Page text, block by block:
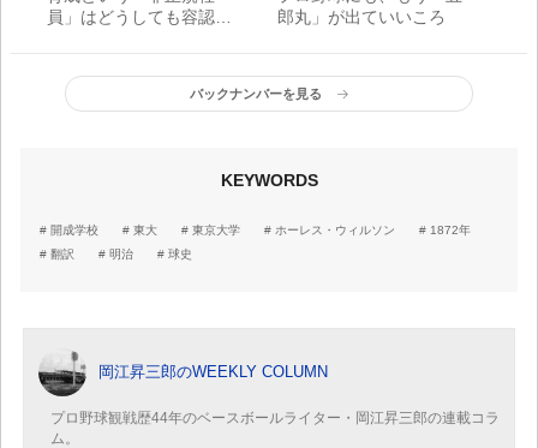
員」はどうしても容認で
郎丸」が出ていいころ
バックナンバーを見る
KEYWORDS
開成学校 東大 東京大学 ホーレス・ウィルソン
1872年
翻訳
明治 球史
岡江昇三郎のWEEKLY COLUMN
プロ野球観戦歴44年のベースボールライター・岡江昇三郎の連載コラ
ム。